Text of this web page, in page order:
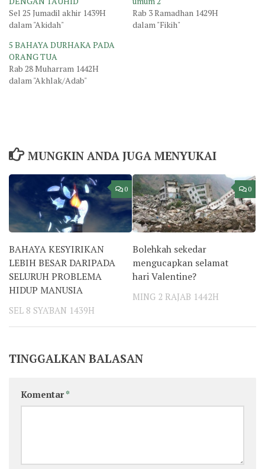
Sel 25 Jumadil akhir 1439H
dalam "Akidah"
Rab 3 Ramadhan 1429H
dalam "Fikih"
5 BAHAYA DURHAKA PADA
ORANG TUA
Rab 28 Muharram 1442H
dalam "Akhlak/Adab"
MUNGKIN ANDA JUGA MENYUKAI
0
BAHAYA KESYIRIKAN
LEBIH BESAR DARIPADA
SELURUH PROBLEMA
HIDUP MANUSIA
SEL 8 SYA'BAN 1439H
0
Bolehkah sekedar
mengucapkan selamat
hari Valentine?
MING 2 RAJAB 1442H
TINGGALKAN BALASAN
Komentar*